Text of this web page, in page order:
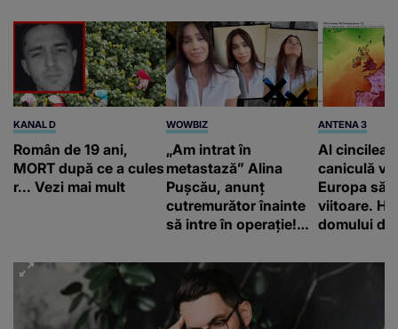
KANAL D
Român de 19 ani,
MORT după ce a cules
r... Vezi mai mult
WOWBIZ
„Am intrat în
metastază” Alina
Pușcău, anunț
cutremurător înainte
să intre în operație!
mesaj emoționant
fanilor
ANTENA 3
Al cincilea
caniculă
Europa
viitoare.
domului de
42 de